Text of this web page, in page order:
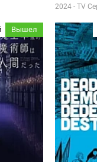
2024 - TV
Вышел